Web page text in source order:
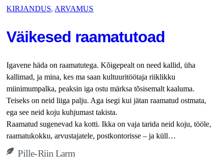
KIRJANDUS, ARVAMUS
Väikesed raamatutoad
Igavene häda on raamatutega. Kõigepealt on need kallid, üha
kallimad, ja mina, kes ma saan kultuuritöötaja riiklikku
miinimumpalka, peaksin iga ostu märksa tõsisemalt kaaluma.
Teiseks on neid liiga palju. Aga isegi kui jätan raamatud ostmata,
ega see neid koju kuhjumast takista.
Raamatud sugenevad ka kotti. Ikka on vaja tarida neid koju, tööle,
raamatukokku, arvustajatele, postkontorisse – ja küll…
Pille-Riin Larm